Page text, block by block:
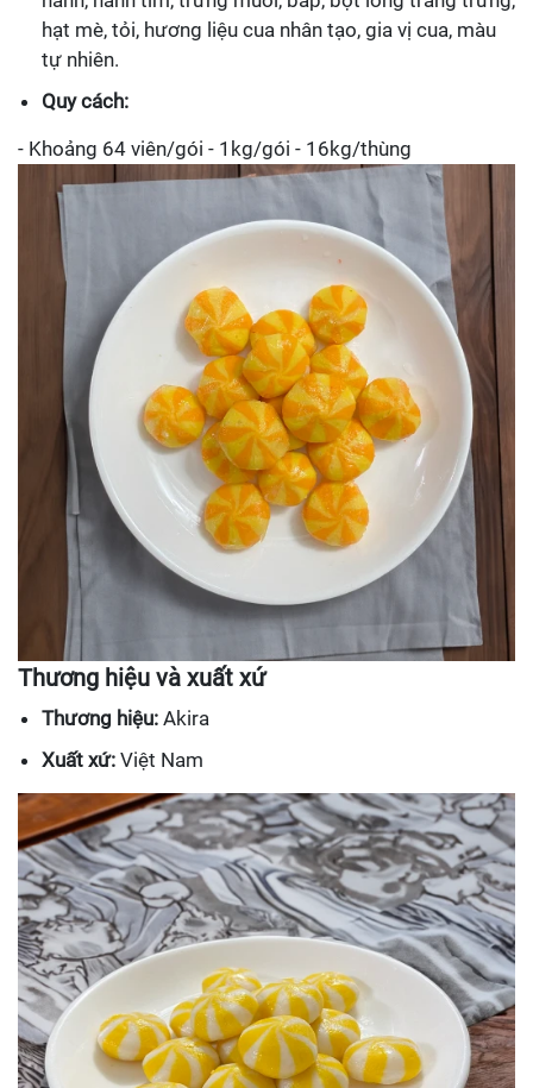
hạt mè, tỏi, hương liệu cua nhân tạo, gia vị cua, màu
tự nhiên.
Quy cách:
- Khoảng 64 viên/gói - 1kg/gói - 16kg/thùng
Thương hiệu và xuất xứ
Thương hiệu: Akira
Xuất xứ: Việt Nam